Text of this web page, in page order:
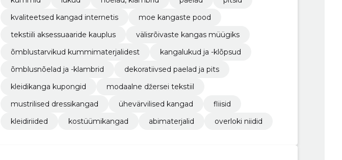
kvaliteetsed kangad internetis
moe kangaste pood
tekstiili aksessuaaride kauplus
välisrõivaste kangas müügiks
õmblustarvikud kummimaterjalidest
kangalukud ja -klõpsud
õmblusnõelad ja -klambrid
dekoratiivsed paelad ja pits
kleidikanga kupongid
modaalne džersei tekstiil
mustrilised dressikangad
ühevärvilised kangad
fliisid
kleidiriided
kostüümikangad abimaterjalid overloki niidid